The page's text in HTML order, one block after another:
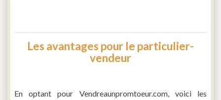
Les avantages pour le particulier-
vendeur
En optant pour Vendreaunpromtoeur.com, voici les